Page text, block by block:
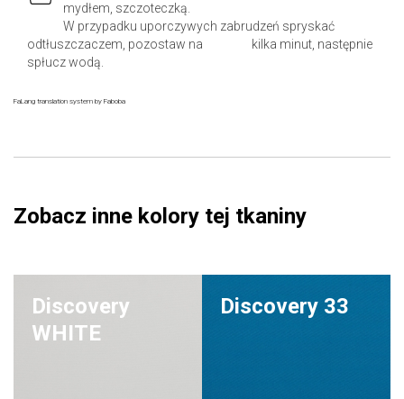
mydłem, szczoteczką.
W przypadku uporczywych zabrudzeń spryskać
odtłuszczaczem, pozostaw na kilka minut, następnie
spłucz wodą.
FaLang translation system by Faboba
Zobacz inne kolory tej tkaniny
Discovery
WHITE
Discovery 33